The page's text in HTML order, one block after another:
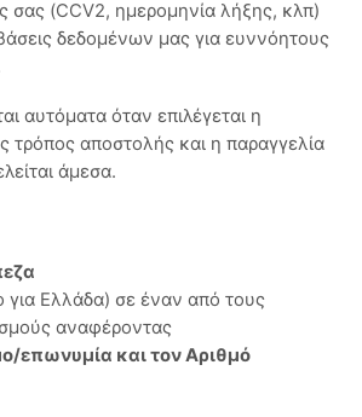
σας (CCV2, ημερομηνία λήξης, κλπ)
βάσεις δεδομένων μας για ευννόητους
αυτόματα όταν επιλέγεται η
τρόπος αποστολής και η παραγγελία
άμεσα.
Ελλάδα) σε έναν από τους
αναφέροντας
επωνυμία και τον Αριθμό